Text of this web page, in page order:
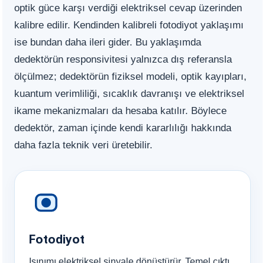
optik güce karşı verdiği elektriksel cevap üzerinden
kalibre edilir. Kendinden kalibreli fotodiyot yaklaşımı
ise bundan daha ileri gider. Bu yaklaşımda
dedektörün responsivitesi yalnızca dış referansla
ölçülmez; dedektörün fiziksel modeli, optik kayıpları,
kuantum verimliliği, sıcaklık davranışı ve elektriksel
ikame mekanizmaları da hesaba katılır. Böylece
dedektör, zaman içinde kendi kararlılığı hakkında
daha fazla teknik veri üretebilir.
Fotodiyot